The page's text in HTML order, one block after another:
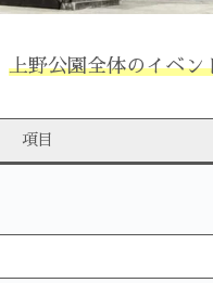
上野公園全体のイベン
項目